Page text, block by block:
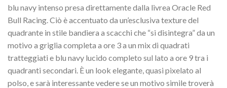
blu navy intenso presa direttamente dalla livrea Oracle Red
Bull Racing. Ciò è accentuato da un’esclusiva texture del
quadrante in stile bandiera a scacchi che “si disintegra” da un
motivo a griglia completa a ore 3 a un mix di quadrati
tratteggiati e blu navy lucido completo sul lato a ore 9 tra i
quadranti secondari. È un look elegante, quasi pixelato al
polso, e sarà interessante vedere se un motivo simile troverà